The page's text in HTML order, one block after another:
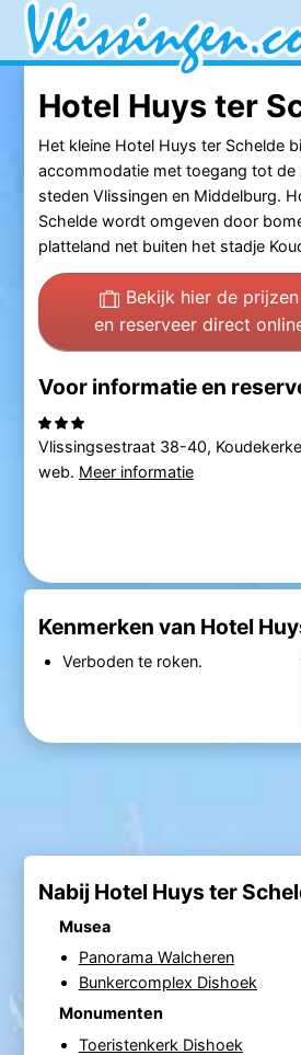
Hotel Huys ter
Het kleine Hotel Huys ter Schelde
accommodatie met toegang tot de
steden Vlissingen en Middelburg.
Schelde wordt omgeven door
platteland net buiten het stadje
Bekijk hier de prijzen
en reserveer direct
Voor informatie en
Vlissingsestraat 38-40, Koudekerke
web. Meer informatie
Kenmerken van Hotel
Verboden te roken.
Nabij Hotel Huys ter
Musea
Panorama Walcheren
Bunkercomplex Dishoek
Monumenten
Toeristenkerk Dishoek